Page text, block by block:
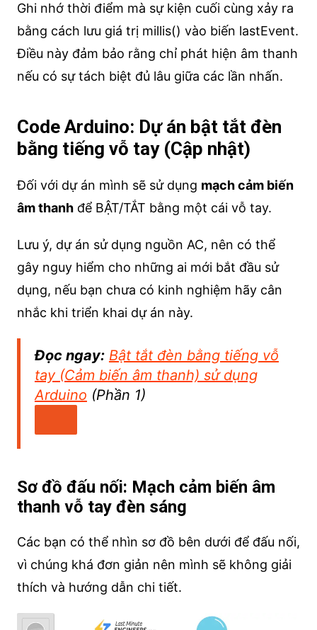
Ghi nhớ thời điểm mà sự kiện cuối cùng xảy ra
bằng cách lưu giá trị millis() vào biến lastEvent.
Điều này đảm bảo rằng chỉ phát hiện âm thanh
nếu có sự tách biệt đủ lâu giữa các lần nhấn.
Code Arduino: Dự án bật tắt đèn
bằng tiếng vỗ tay (Cập nhật)
Đối với dự án mình sẽ sử dụng mạch cảm biến
âm thanhđể BẬT/TẮT bằng một cái vỗ tay.
Lưu ý, dự án sử dụng nguồn AC, nên có thể
gây nguy hiểm cho những ai mới bắt đầu sử
dụng, nếu bạn chưa có kinh nghiệm hãy cân
nhắc khi triển khai dự án này.
Đọc ngay: Bật tắt đèn bằng tiếng vỗ
tay (Cảm biến âm thanh) sử dụng
Arduino (Phần 1)
Sơ đồ đấu nối: Mạch cảm biến âm
thanh vỗ tay đèn sáng
Các bạn có thể nhìn sơ đồ bên dưới để đấu nối,
vì chúng khá đơn giản nên mình sẽ không giải
thích và hướng dẫn chi tiết.